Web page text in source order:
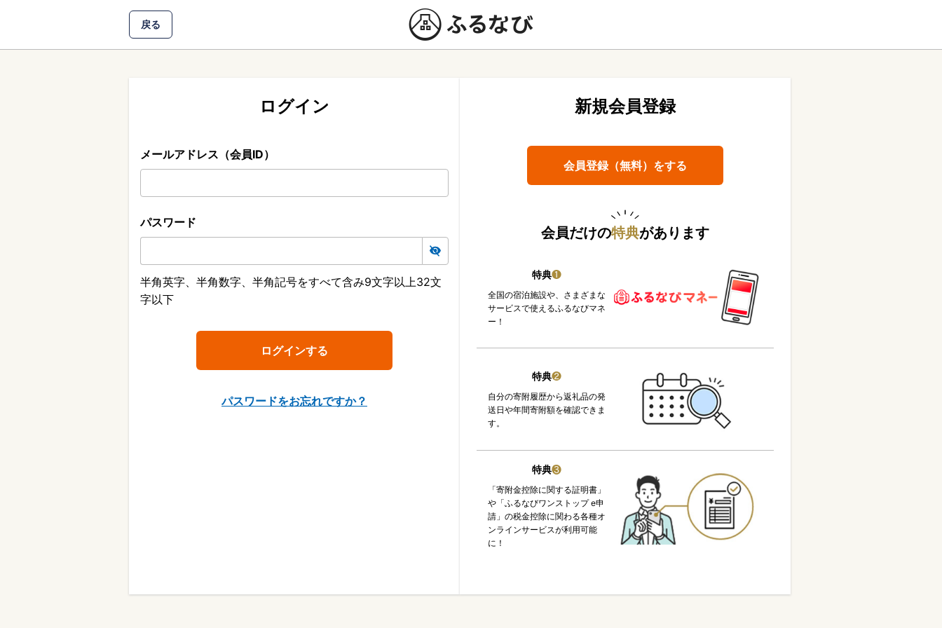
戻る
ログイン
メールアドレス（会員ID）
パスワード
半角英字、半角数字、半角記号をすべて含み9文字以上32文
字以下
パスワードをお忘れですか？
新規会員登録
会員登録（無料）をする
会員だけの特典があります
特典❶
全国の宿泊施設や、さまざまな
サービスで使えるふるなびマネ
ー！
特典❷
自分の寄附履歴から返礼品の発
送日や年間寄附額を確認できま
す。
特典❸
「寄附金控除に関する証明書」
や「ふるなびワンストップ e申
請」の税金控除に関わる各種オ
ンラインサービスが利用可能
に！